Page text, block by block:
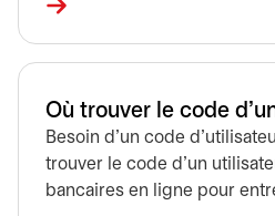
Où trouver le code
Besoin d'un code
trouver le code d’un
bancaires en ligne pour